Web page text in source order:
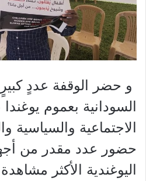
⁠و حضر الوقفة عددٍ كبيرٍ
السودانية بعموم
الاجتماعية والسياسية
حضور عدد مقدر من
اليوغندية الأكثر